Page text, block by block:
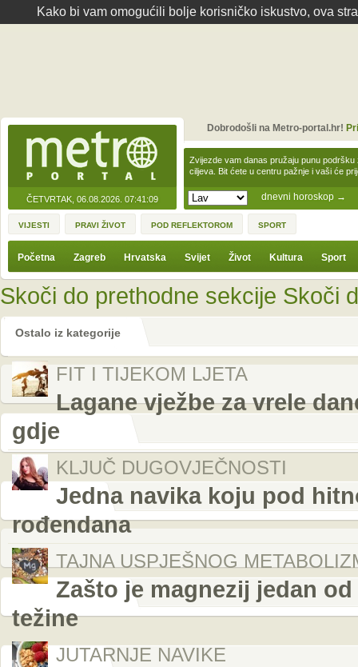
Kako bi vam omogućili bolje korisničko iskustvo, ova
ČETVRTAK, 06.08.2026. 07:41:09 dnevni horoskop →
Zvijezde vam danas pružaju punu
ciljeva. Bit ćete u centru pažnje i vaši će
Dobrodošli na Metro-portal.hr!
VIJESTI PRAVI ŽIVOT POD REFLEKTOROM SPORT
Početna Zagreb Hrvatska Svijet Život Kultura Sport
Skoči do prethodne sekcije Skoči
Ostalo iz kategorije
FIT I TIJEKOM LJETA
Lagane vježbe za vrele
gdje
KLJUČ DUGOVJEČNOSTI
Jedna navika koju pod
rođendana
TAJNA USPJEŠNOG
Zašto je magnezij jedan
težine
JUTARNJE NAVIKE